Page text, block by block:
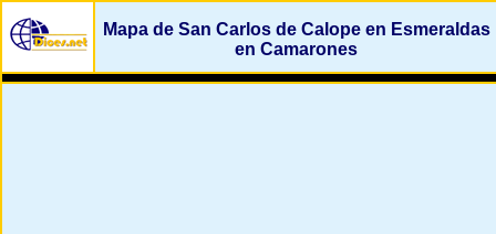
Mapa de San Carlos de Calope en Esmeraldas
en Camarones